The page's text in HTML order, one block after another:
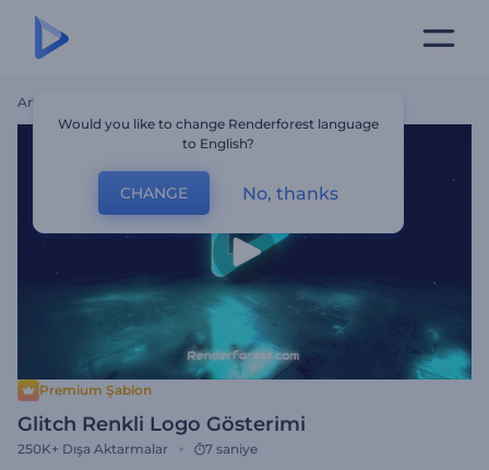
Ana Sayfa
Premium Şablon
Glitch Renkli Logo Gösterimi
250K+ Dışa Aktarmalar 7 saniye
Would you like to change Renderforest language
to English?
CHANGE No, thanks